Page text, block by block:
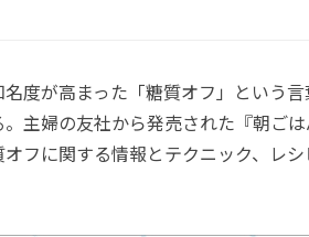
度が高まった「糖質オフ」という
主婦の友社から発売された『朝ご
フに関する情報とテクニック、レ